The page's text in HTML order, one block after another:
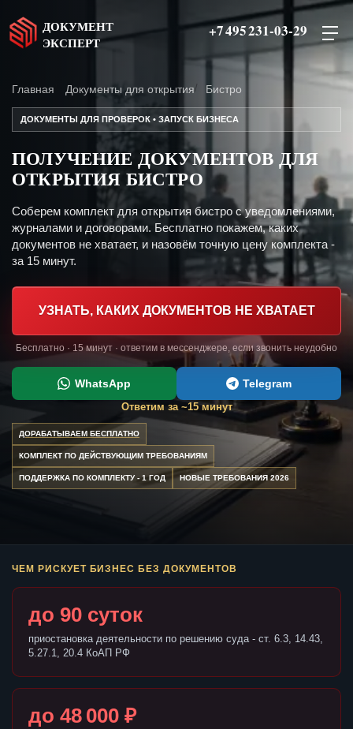
ДОКУМЕНТ
ЭКСПЕРТ
+7 495 231-03-29
Главная Документы для открытия Бистро
ДОКУМЕНТЫ ДЛЯ ПРОВЕРОК • ЗАПУСК БИЗНЕСА
ПОЛУЧЕНИЕ ДОКУМЕНТОВ ДЛЯ
ОТКРЫТИЯ БИСТРО
Соберем комплект для открытия бистро с уведомлениями,
журналами и договорами. Бесплатно покажем, каких
документов не хватает, и назовём точную цену комплекта -
за 15 минут.
УЗНАТЬ, КАКИХ ДОКУМЕНТОВ НЕ ХВАТАЕТ
Бесплатно · 15 минут · ответим в мессенджере, если звонить неудобно
WhatsApp Telegram
Ответим за ~15 минут
ДОРАБАТЫВАЕМ БЕСПЛАТНО
КОМПЛЕКТ ПО ДЕЙСТВУЮЩИМ ТРЕБОВАНИЯМ
ПОДДЕРЖКА ПО КОМПЛЕКТУ - 1 ГОД НОВЫЕ ТРЕБОВАНИЯ 2026
ЧЕМ РИСКУЕТ БИЗНЕС БЕЗ ДОКУМЕНТОВ
до 90 суток
приостановка деятельности по решению суда - ст. 6.3, 14.43,
5.27.1, 20.4 КоАП РФ
до 48 000 ₽